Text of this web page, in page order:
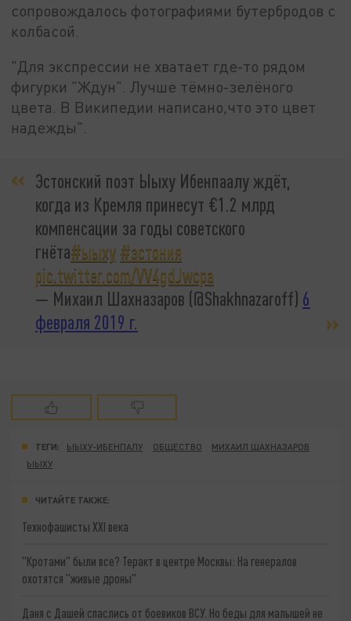
сопровождалось фотографиями бутербродов с
колбасой.
"Для экспрессии не хватает где-то рядом
фигурки "Ждун". Лучше тёмно-зелёного
цвета. В Википедии написано,что это цвет
надежды".
Эстонский поэт Ыыху Ибенпаалу ждёт,
когда из Кремля принесут €1.2 млрд
компенсации за годы советского
гнёта#ыыху #эстония
pic.twitter.com/VV4gdJwcpa
— Михаил Шахназаров (@Shakhnazaroff) 6
февраля 2019 г.
ТЕГИ: ЫЫХУ-ИБЕНПАЛУ ОБЩЕСТВО
МИХАИЛ ШАХНАЗАРОВ
ЫЫХУ
ЧИТАЙТЕ ТАКЖЕ:
Технофашисты XXI века
"Кротами" были все? Теракт в центре Москвы: На генералов
охотятся "живые дроны"
Даня с Дашей спаслись от боевиков ВСУ. Но беды для малышей не